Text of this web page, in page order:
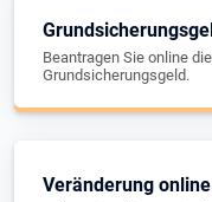
Beantragen Sie online
Grundsicherungsgeld.
Veränderung